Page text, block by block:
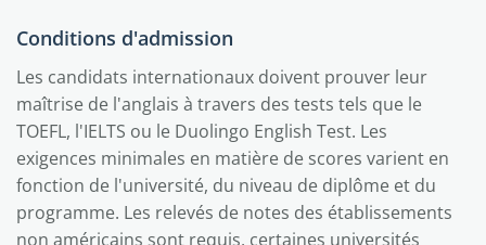
Conditions d'admission
Les candidats internationaux doivent prouver leur
maîtrise de l'anglais à travers des tests tels que le
TOEFL, l'IELTS ou le Duolingo English Test. Les
exigences minimales en matière de scores varient en
fonction de l'université, du niveau de diplôme et du
programme. Les relevés de notes des établissements
non américains sont requis, certaines universités